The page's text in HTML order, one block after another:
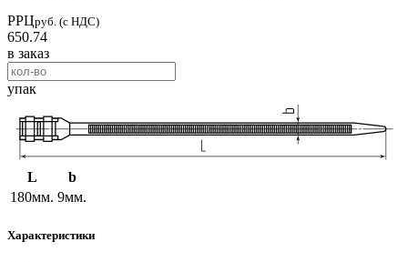
РРЦруб. (с НДС)
650.74
в заказ
упак
L
b
180мм. 9мм.
Характеристики